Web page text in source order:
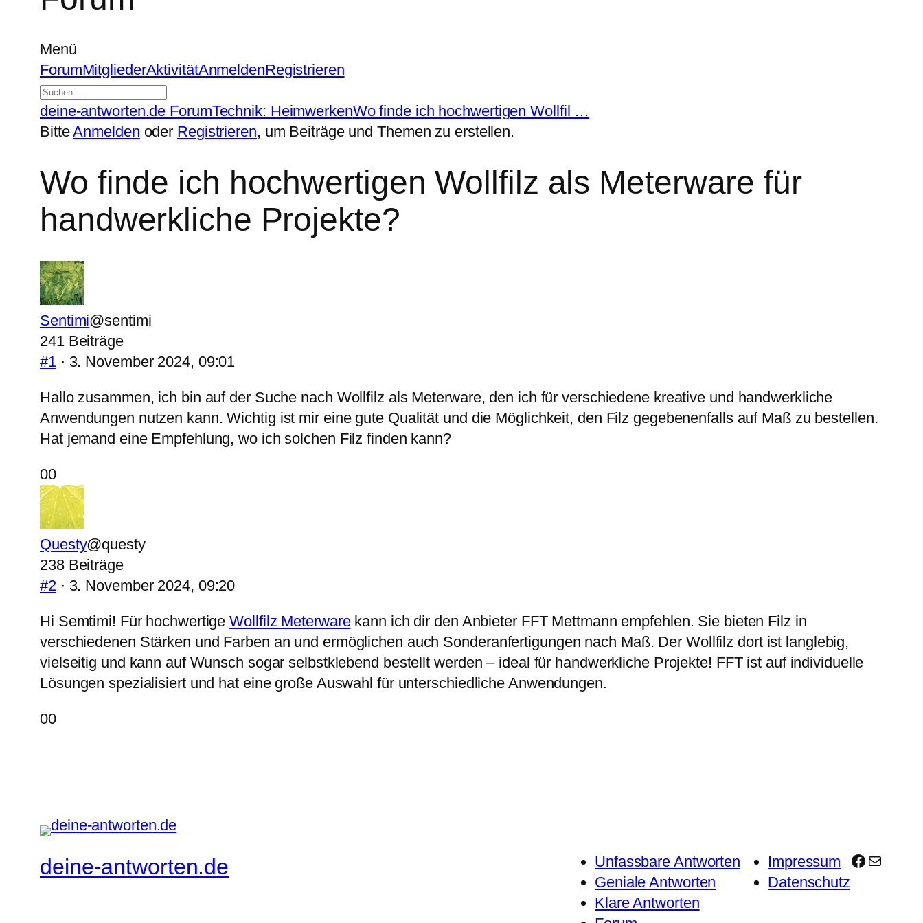
Menü
Forum-
Navigation
ForumMitgliederAktivitätAnmeldenRegistrieren
Forum-
Breadcrumbs
Du
bist
hier:
deine-antworten.de ForumTechnik: HeimwerkenWo finde ich hochwertigen Wollfil …
BitteAnmelden oder Registrieren, um Beiträge und Themen zu erstellen.
Wo finde ich hochwertigen Wollfilz als Meterware für
handwerkliche Projekte?
Sentimi@sentimi
241 Beiträge
#1· 3. November 2024, 09:01
Hallo zusammen, ich bin auf der Suche nach Wollfilz als Meterware, den ich für verschiedene kreative und handwerkliche
Anwendungen nutzen kann. Wichtig ist mir eine gute Qualität und die Möglichkeit, den Filz gegebenenfalls auf Maß zu bestellen.
Hat jemand eine Empfehlung, wo ich solchen Filz finden kann?
Anklicken
für
Daumen
nach
unten.
0Anklicken
für
Daumen
nach
oben.
0
Questy@questy
238 Beiträge
#2 · 3. November 2024, 09:20
Hi Semtimi! Für hochwertigeWollfilz Meterwarekann ich dir den Anbieter FFT Mettmann empfehlen. Sie bieten Filz in
verschiedenen Stärken und Farben an und ermöglichen auch Sonderanfertigungen nach Maß. Der Wollfilz dort ist langlebig,
vielseitig und kann auf Wunsch sogar selbstklebend bestellt werden – ideal für handwerkliche Projekte! FFT ist auf individuelle
Lösungen spezialisiert und hat eine große Auswahl für unterschiedliche Anwendungen.
Anklicken
0Anklicken
0
deine-antworten.de
Unfassbare Antworten
Geniale Antworten
Klare Antworten
Impressum
Datenschutz
Facebook
E-Mail